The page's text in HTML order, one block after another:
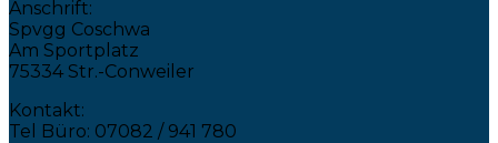
Anschrift:
Spvgg Coschwa
Am Sportplatz
75334 Str.-Conweiler
Kontakt:
Tel Büro: 07082 / 941 780